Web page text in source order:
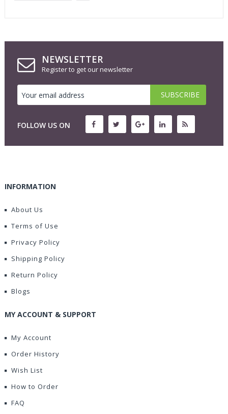
NEWSLETTER
Register to get our newsletter
FOLLOW US ON
INFORMATION
About Us
Terms of Use
Privacy Policy
Shipping Policy
Return Policy
Blogs
MY ACCOUNT & SUPPORT
My Account
Order History
Wish List
How to Order
FAQ